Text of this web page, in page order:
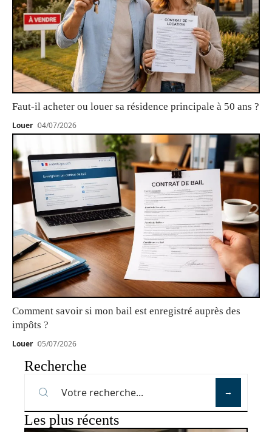
Faut-il acheter ou louer sa résidence principale à 50 ans ?
Louer 04/07/2026
Comment savoir si mon bail est enregistré auprès des
impôts ?
Louer 05/07/2026
Recherche
Les plus récents